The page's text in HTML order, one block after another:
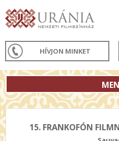
HÍVJON MINKET
15. FRANKOFÓN